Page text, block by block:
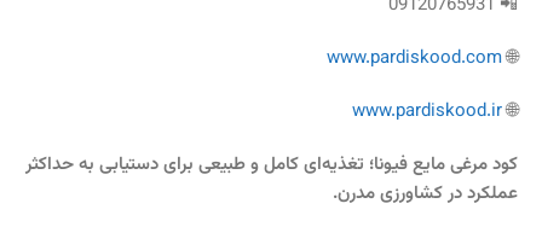
📲 09120765931
🌐
www.pardiskood.com
🌐
www.pardiskood.ir
کود مرغی مایع فیونا؛ تغذیه‌ای کامل و طبیعی برای دستیابی به حداکثر
عملکرد در کشاورزی مدرن.